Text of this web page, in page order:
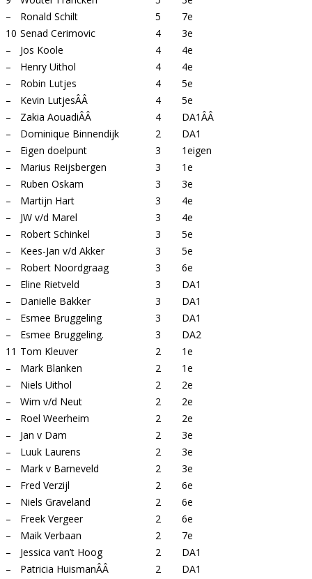
–
Ronald Schilt 5
7e
10 Senad Cerimovic 4
3e
–
Jos Koole 4
4e
–
Henry Uithol 4
4e
–
Robin Lutjes 4
5e
–
Kevin LutjesÂÂ 4
5e
–
Zakia AouadiÂÂ 4
DA1ÂÂ
–
Dominique Binnendijk 2
DA1
–
Eigen doelpunt 3
1eigen
–
Marius Reijsbergen 3
1e
–
Ruben Oskam 3
3e
–
Martijn Hart 3
4e
–
JW v/d Marel 3
4e
–
Robert Schinkel 3
5e
–
Kees-Jan v/d Akker 3
5e
–
Robert Noordgraag 3
6e
–
Eline Rietveld 3
DA1
–
Danielle Bakker 3
DA1
–
Esmee Bruggeling 3
DA1
–
Esmee Bruggeling. 3
DA2
11 Tom Kleuver 2
1e
–
Mark Blanken 2
1e
–
Niels Uithol 2
2e
–
Wim v/d Neut 2
2e
–
Roel Weerheim 2
2e
–
Jan v Dam 2
3e
–
Luuk Laurens 2
3e
–
Mark v Barneveld 2
3e
–
Fred Verzijl 2
6e
–
Niels Graveland 2
6e
–
Freek Vergeer 2
6e
–
Maik Verbaan 2
7e
–
Jessica van’t Hoog 2
DA1
–
Patricia HuismanÂÂ 2
DA1